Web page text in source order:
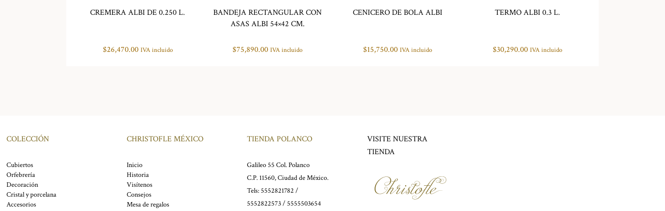
CREMERA ALBI DE 0.250 L.
$26,470.00 IVA incluido
BANDEJA RECTANGULAR CON
ASAS ALBI 54×42 CM.
$75,890.00 IVA incluido
CENICERO DE BOLA ALBI
$15,750.00 IVA incluido
TERMO ALBI 0.3 L.
$30,290.00 IVA incluido
COLECCIÓN
Cubiertos
Orfebrería
Decoración
Cristal y porcelana
Accesorios
CHRISTOFLE MÉXICO
Inicio
Historia
Visítenos
Consejos
Mesa de regalos
TIENDA POLANCO
Galileo 55 Col. Polanco
C.P. 11560, Ciudad de México.
Tels: 5552821782 /
5552822573 / 5555503654
VISITE NUESTRA
TIENDA